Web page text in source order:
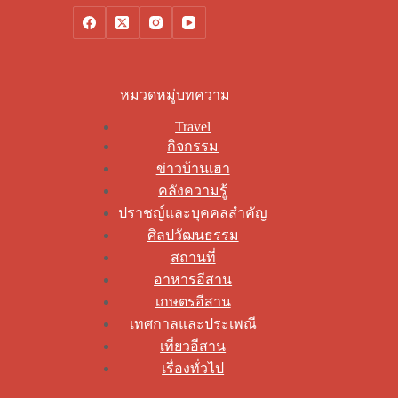
หมวดหมู่บทความ
Travel
กิจกรรม
ข่าวบ้านเฮา
คลังความรู้
ปราชญ์และบุคคลสำคัญ
ศิลปวัฒนธรรม
สถานที่
อาหารอีสาน
เกษตรอีสาน
เทศกาลและประเพณี
เที่ยวอีสาน
เรื่องทั่วไป